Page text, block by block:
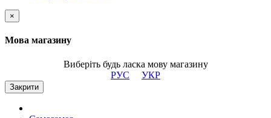
×
Мова магазину
Виберіть будь ласка мову магазину
РУС
УКР
Закрити